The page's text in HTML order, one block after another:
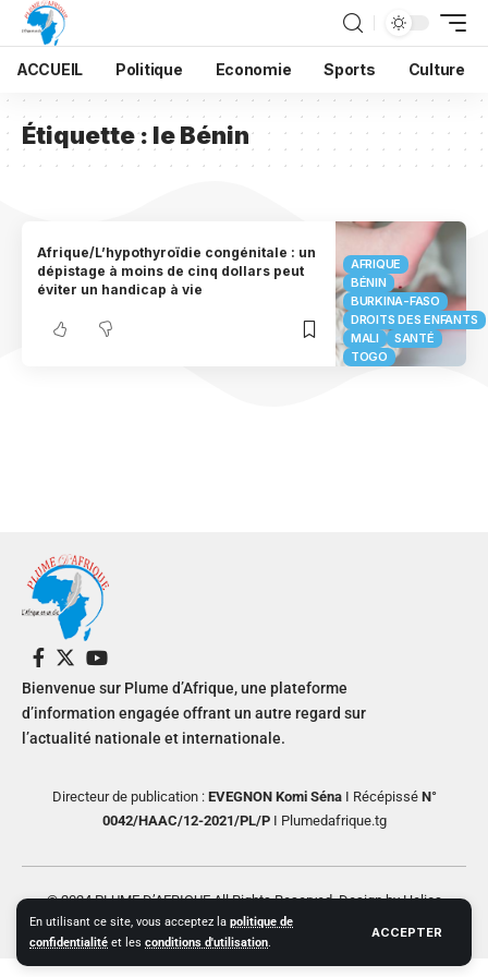
En utilisant ce site, vous acceptez la politique de
confidentialité et les conditions d'utilisation.
ACCEPTER
ACCUEIL Politique Economie Sports Culture
Étiquette : le Bénin
AFRIQUE
BÉNIN
BURKINA-FASO
DROITS DES ENFANTS
MALI
SANTÉ
TOGO
Afrique/L’hypothyroïdie congénitale : un
dépistage à moins de cinq dollars peut
éviter un handicap à vie
Bienvenue sur Plume d’Afrique, une plateforme
d’information engagée offrant un autre regard sur
l’actualité nationale et internationale.
Directeur de publication : EVEGNON Komi SénaI RécépisséN°
0042/HAAC/12-2021/PL/PI Plumedafrique.tg
© 2024 PLUME D’AFRIQUE All Rights Reserved. Design by Helios
Creative